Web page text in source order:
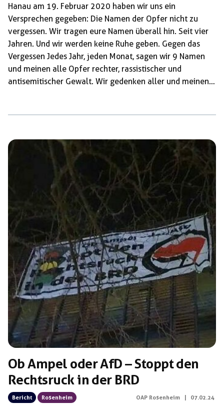
Hanau am 19. Februar 2020 haben wir uns ein
Versprechen gegeben: Die Namen der Opfer nicht zu
vergessen. Wir tragen eure Namen überall hin. Seit vier
Jahren. Und wir werden keine Ruhe geben. Gegen das
Vergessen Jedes Jahr, jeden Monat, sagen wir 9 Namen
und meinen alle Opfer rechter, rassistischer und
antisemitischer Gewalt. Wir gedenken aller und meinen
Nährboden, auf dem der Hass der Täter überhaupt erst
gedeihen kann. Ihre Namen erinnern uns […]
Ob Ampel oder AfD – Stoppt den
Rechtsruck in der BRD
Bericht Rosenheim OAP Rosenheim 07.02.24